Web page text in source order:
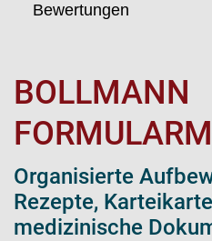
Bewertungen
BOLLMANN
Organisierte
Rezepte,
medizinische